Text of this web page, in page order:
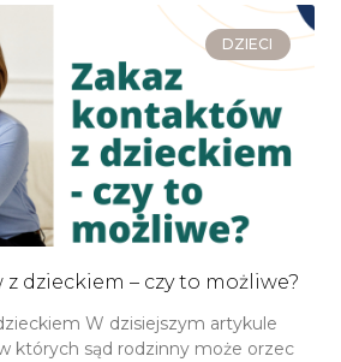
DZIECI
dzieckiem – czy to możliwe?
W dzisiejszym artykule
których sąd rodzinny może orzec